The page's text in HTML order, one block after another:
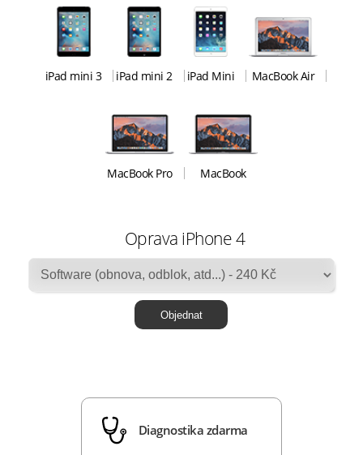
iPad mini 3 iPad mini 2 iPad Mini MacBook Air
MacBook Pro MacBook
Oprava iPhone 4
Diagnostika zdarma